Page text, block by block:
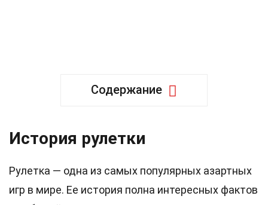
Содержание
История рулетки
Рулетка — одна из самых популярных азартных
игр в мире. Ее история полна интересных фактов